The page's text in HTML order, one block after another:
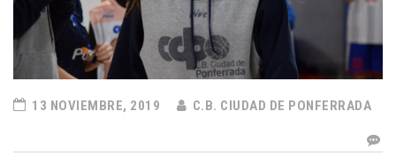
13 NOVIEMBRE, 2019 C.B. CIUDAD DE PONFERRADA